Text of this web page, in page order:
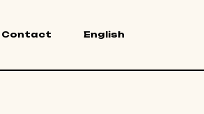
Contact English